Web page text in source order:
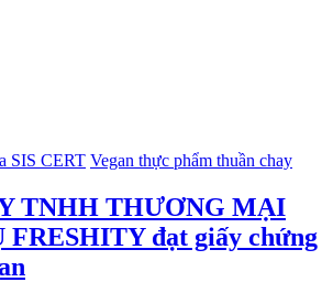
SIS CERT Vegan thực phẩm thuần chay
TNHH THƯƠNG MẠI
FRESHITY đạt giấy chứng